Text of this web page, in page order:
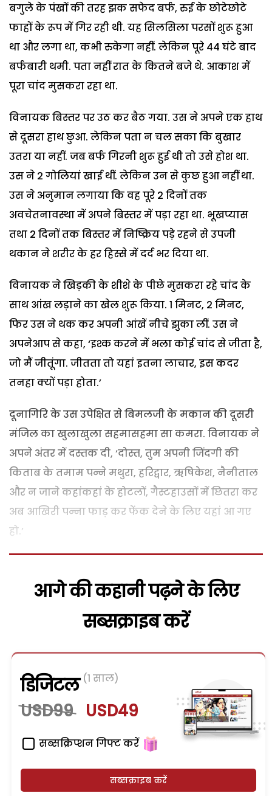
बगुले के पंखों की तरह झक सफेद बर्फ, रुई के छोटेछोटे
फाहों के रूप में गिर रही थी. यह सिलसिला परसों शुरू हुआ
था और लगा था, कभी रुकेगा नहीं. लेकिन पूरे 44 घंटे बाद
बर्फबारी थमी. पता नहीं रात के कितने बजे थे. आकाश में
पूरा चांद मुसकरा रहा था.
विनायक बिस्तर पर उठ कर बैठ गया. उस ने अपने एक हाथ
से दूसरा हाथ छुआ. लेकिन पता न चल सका कि बुखार
उतरा या नहीं. जब बर्फ गिरनी शुरू हुई थी तो उसे होश था.
उस ने 2 गोलियां खाई थीं. लेकिन उन से कुछ हुआ नहीं था.
उस ने अनुमान लगाया कि वह पूरे 2 दिनों तक
अवचेतनावस्था में अपने बिस्तर में पड़ा रहा था. भूखप्यास
तथा 2 दिनों तक बिस्तर में निष्क्रिय पड़े रहने से उपजी
थकान ने शरीर के हर हिस्से में दर्द भर दिया था.
विनायक ने खिड़की के शीशे के पीछे मुसकरा रहे चांद के
साथ आंख लड़ाने का खेल शुरू किया. 1 मिनट, 2 मिनट,
फिर उस ने थक कर अपनी आंखें नीचे झुका लीं. उस ने
अपनेआप से कहा, ‘इश्क करने में भला कोई चांद से जीता है,
जो मैं जीतूंगा. जीतता तो यहां इतना लाचार, इस कदर
तनहा क्यों पड़ा होता.’
दूनागिरि के उस उपेक्षित से बिमलजी के मकान की दूसरी
मंजिल का खुलाखुला सहमासहमा सा कमरा. विनायक ने
अपने अंतर में दस्तक दी, ‘दोस्त, तुम अपनी जिंदगी की
किताब के तमाम पन्ने मथुरा, हरिद्वार, ऋषिकेश, नैनीताल
और न जाने कहांकहां के होटलों, गैस्टहाउसों में छितरा कर
अब आखिरी पन्ना फाड़ कर फेंक देने के लिए यहां आ गए
हो.’
आगे की कहानी पढ़ने के लिए
सब्सक्राइब करें
डिजिटल (1 साल)
USD99 USD49
सब्सक्रिप्शन गिफ्ट करें
सब्सक्राइब करें